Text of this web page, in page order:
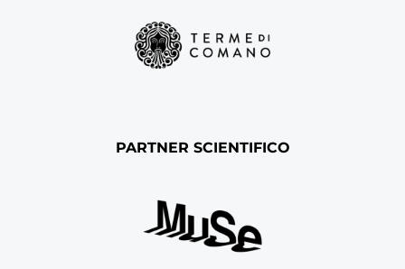
PARTNER SCIENTIFICO